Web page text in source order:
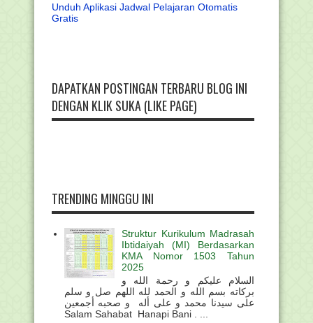
Unduh Aplikasi Jadwal Pelajaran Otomatis
Gratis
DAPATKAN POSTINGAN TERBARU BLOG INI
DENGAN KLIK SUKA (LIKE PAGE)
TRENDING MINGGU INI
Struktur Kurikulum Madrasah
Ibtidaiyah (MI) Berdasarkan
KMA Nomor 1503 Tahun
2025
السلام عليكم و رحمة الله و
بركاته بسم الله و الحمد لله اللهم صل و سلم
على سيدنا محمد و على أله و صحبه أجمعين
Salam Sahabat Hanapi Bani . ...